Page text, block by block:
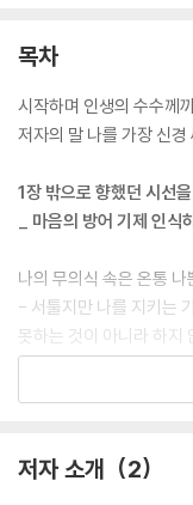
심리상담사이자, 이러한
목표로 활동하고 있다. 이
서 누구나 고민할 수 있
이 책은 크게 3개 장으로
화의 단계로 구분한 것
리하여 한 번 더 본문의
작과 끝에 독자들이 자유
수 있도록 삽화를 담았다.
일도 관계도 너무 어려
이해하고 마음속에 당신
목차
시작하며 인생의 수수께
저자의 말 나를 가장 신
1장 밖으로 향했던 시선
_ 마음의 방어 기제 인식
나의 무의식 속은 온통 나
- 서툴지만 나를 지키는
못하는 것이 아니라 하지
- 주변이 항상 어지러운
- 문제를 해결하지 못하면
저자 소개 2